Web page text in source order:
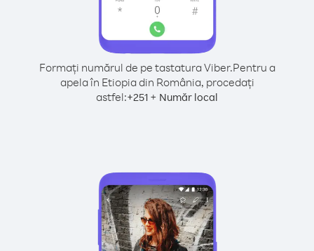
Formați numărul de pe tastatura Viber.Pentru a
apela în Etiopia din România, procedați
astfel:+251 + Număr local